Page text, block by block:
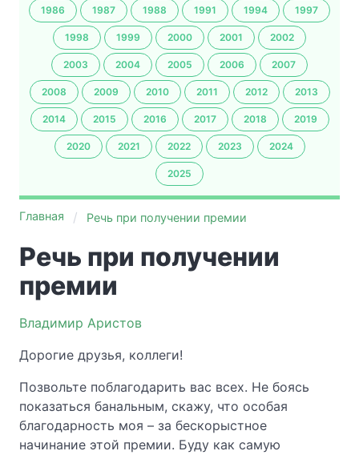
1986 1987 1988 1991 1994 1997
1998 1999 2000 2001 2002
2003 2004 2005 2006 2007
2008 2009 2010 2011 2012 2013
2014 2015 2016 2017 2018 2019
2020 2021 2022 2023 2024
2025
Главная Речь при получении премии
Речь при получении
премии
Владимир Аристов
Дорогие друзья, коллеги!
Позвольте поблагодарить вас всех. Не боясь
показаться банальным, скажу, что особая
благодарность моя – за бескорыстное
начинание этой премии. Буду как самую